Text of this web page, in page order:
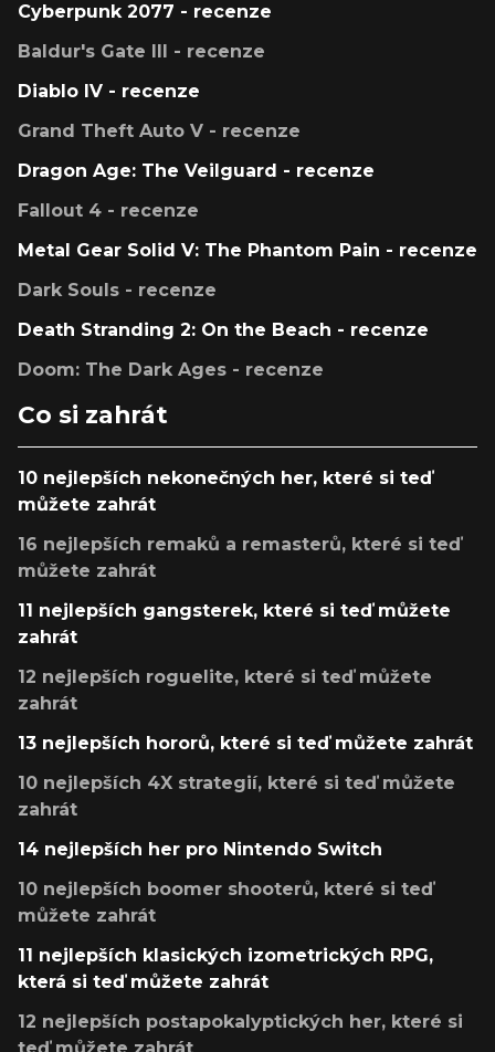
Cyberpunk 2077 - recenze
Baldur's Gate III - recenze
Diablo IV - recenze
Grand Theft Auto V - recenze
Dragon Age: The Veilguard - recenze
Fallout 4 - recenze
Metal Gear Solid V: The Phantom Pain - recenze
Dark Souls - recenze
Death Stranding 2: On the Beach - recenze
Doom: The Dark Ages - recenze
Co si zahrát
10 nejlepších nekonečných her, které si teď
můžete zahrát
16 nejlepších remaků a remasterů, které si teď
můžete zahrát
11 nejlepších gangsterek, které si teď můžete
zahrát
12 nejlepších roguelite, které si teď můžete
zahrát
13 nejlepších hororů, které si teď můžete zahrát
10 nejlepších 4X strategií, které si teď můžete
zahrát
14 nejlepších her pro Nintendo Switch
10 nejlepších boomer shooterů, které si teď
můžete zahrát
11 nejlepších klasických izometrických RPG,
která si teď můžete zahrát
12 nejlepších postapokalyptických her, které si